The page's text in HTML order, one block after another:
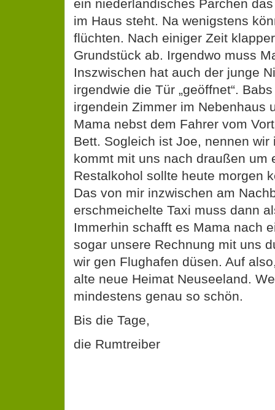
flüchten. Nach einiger Zeit
Grundstück ab. Irgendwo muss
Inszwischen hat auch der junge
irgendwie die Tür „geöffnet“.
irgendein Zimmer im Nebenhaus
Mama nebst dem Fahrer vom
Bett. Sogleich ist Joe, nennen wir
kommt mit uns nach draußen um
Restalkohol sollte heute morgen
Das von mir inzwischen am
erschmeichelte Taxi muss dann
Immerhin schafft es Mama nach
sogar unsere Rechnung mit uns
wir gen Flughafen düsen. Auf
alte neue Heimat Neuseeland.
mindestens genau so schön.
Bis die Tage,
die Rumtreiber